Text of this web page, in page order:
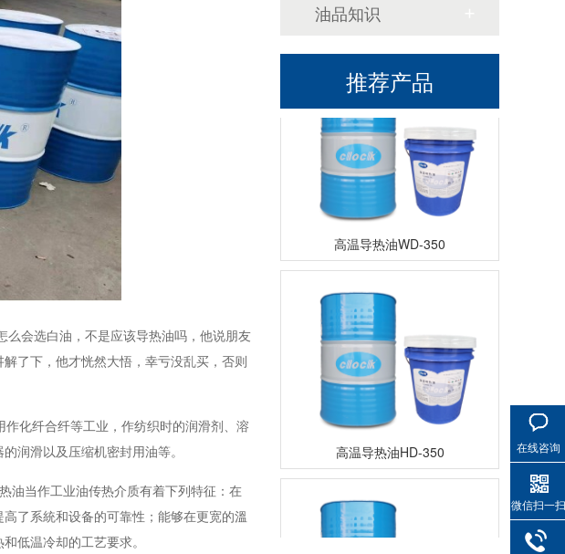
会选白油，不是应该导热油吗，他说朋友
了下，他才恍然大悟，幸亏没乱买，否则
化纤合纤等工业，作纺织时的润滑剂、溶
润滑以及压缩机密封用油等。
油当作工业油传热介质有着下列特征：在
了系統和设备的可靠性；能够在更宽的溫
低温冷却的工艺要求。
油品知识
推荐产品
高温导热油KD-320
在线咨询
微信扫一扫